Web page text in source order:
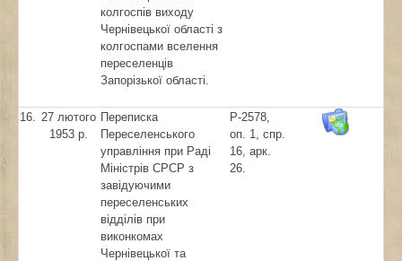
колгоспів виходу
Чернівецької області з
колгоспами вселення
переселенців
Запорізької області.
16.
27 лютого
1953 р.
Переписка
Переселенського
управління при Раді
Міністрів СРСР з
завідуючими
переселенських
відділів при
виконкомах
Чернівецької та
Р-2578,
оп. 1, спр.
16, арк.
26.